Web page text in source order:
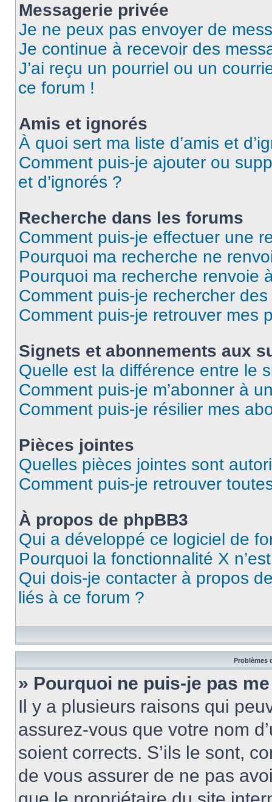
Messagerie privée
Je ne peux pas envoyer de
Je continue à recevoir des
J’ai reçu un pourriel ou un
ce forum !
Amis et ignorés
À quoi sert ma liste d’amis et
Comment puis-je ajouter ou
et d’ignorés ?
Recherche dans les forums
Comment puis-je effectuer une
Pourquoi ma recherche ne
Pourquoi ma recherche renvoie
Comment puis-je rechercher
Comment puis-je retrouver mes
Signets et abonnements aux
Quelle est la différence entre le
Comment puis-je m’abonner à
Comment puis-je résilier mes
Pièces jointes
Quelles pièces jointes sont
Comment puis-je retrouver
À propos de phpBB3
Qui a développé ce logiciel de
Pourquoi la fonctionnalité X
Qui dois-je contacter à propos
liés à ce forum ?
Problèmes
» Pourquoi ne puis-je pas
Il y a plusieurs raisons qui
assurez-vous que votre nom
soient corrects. S’ils le sont,
de vous assurer de ne pas